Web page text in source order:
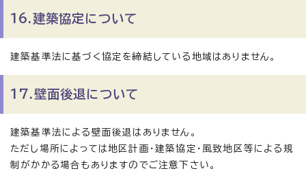
16.建築協定について
建築基準法に基づく協定を締結している地域はありません。
17.壁面後退について
建築基準法による壁面後退はありません。
ただし場所によっては地区計画・建築協定・風致地区等による規
制がかかる場合もありますのでご注意下さい。